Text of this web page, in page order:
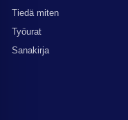
Tiedä miten
Työurat
Sanakirja